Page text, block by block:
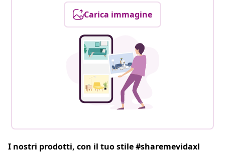
Carica immagine
I nostri prodotti, con il tuo stile #sharemevidaxl